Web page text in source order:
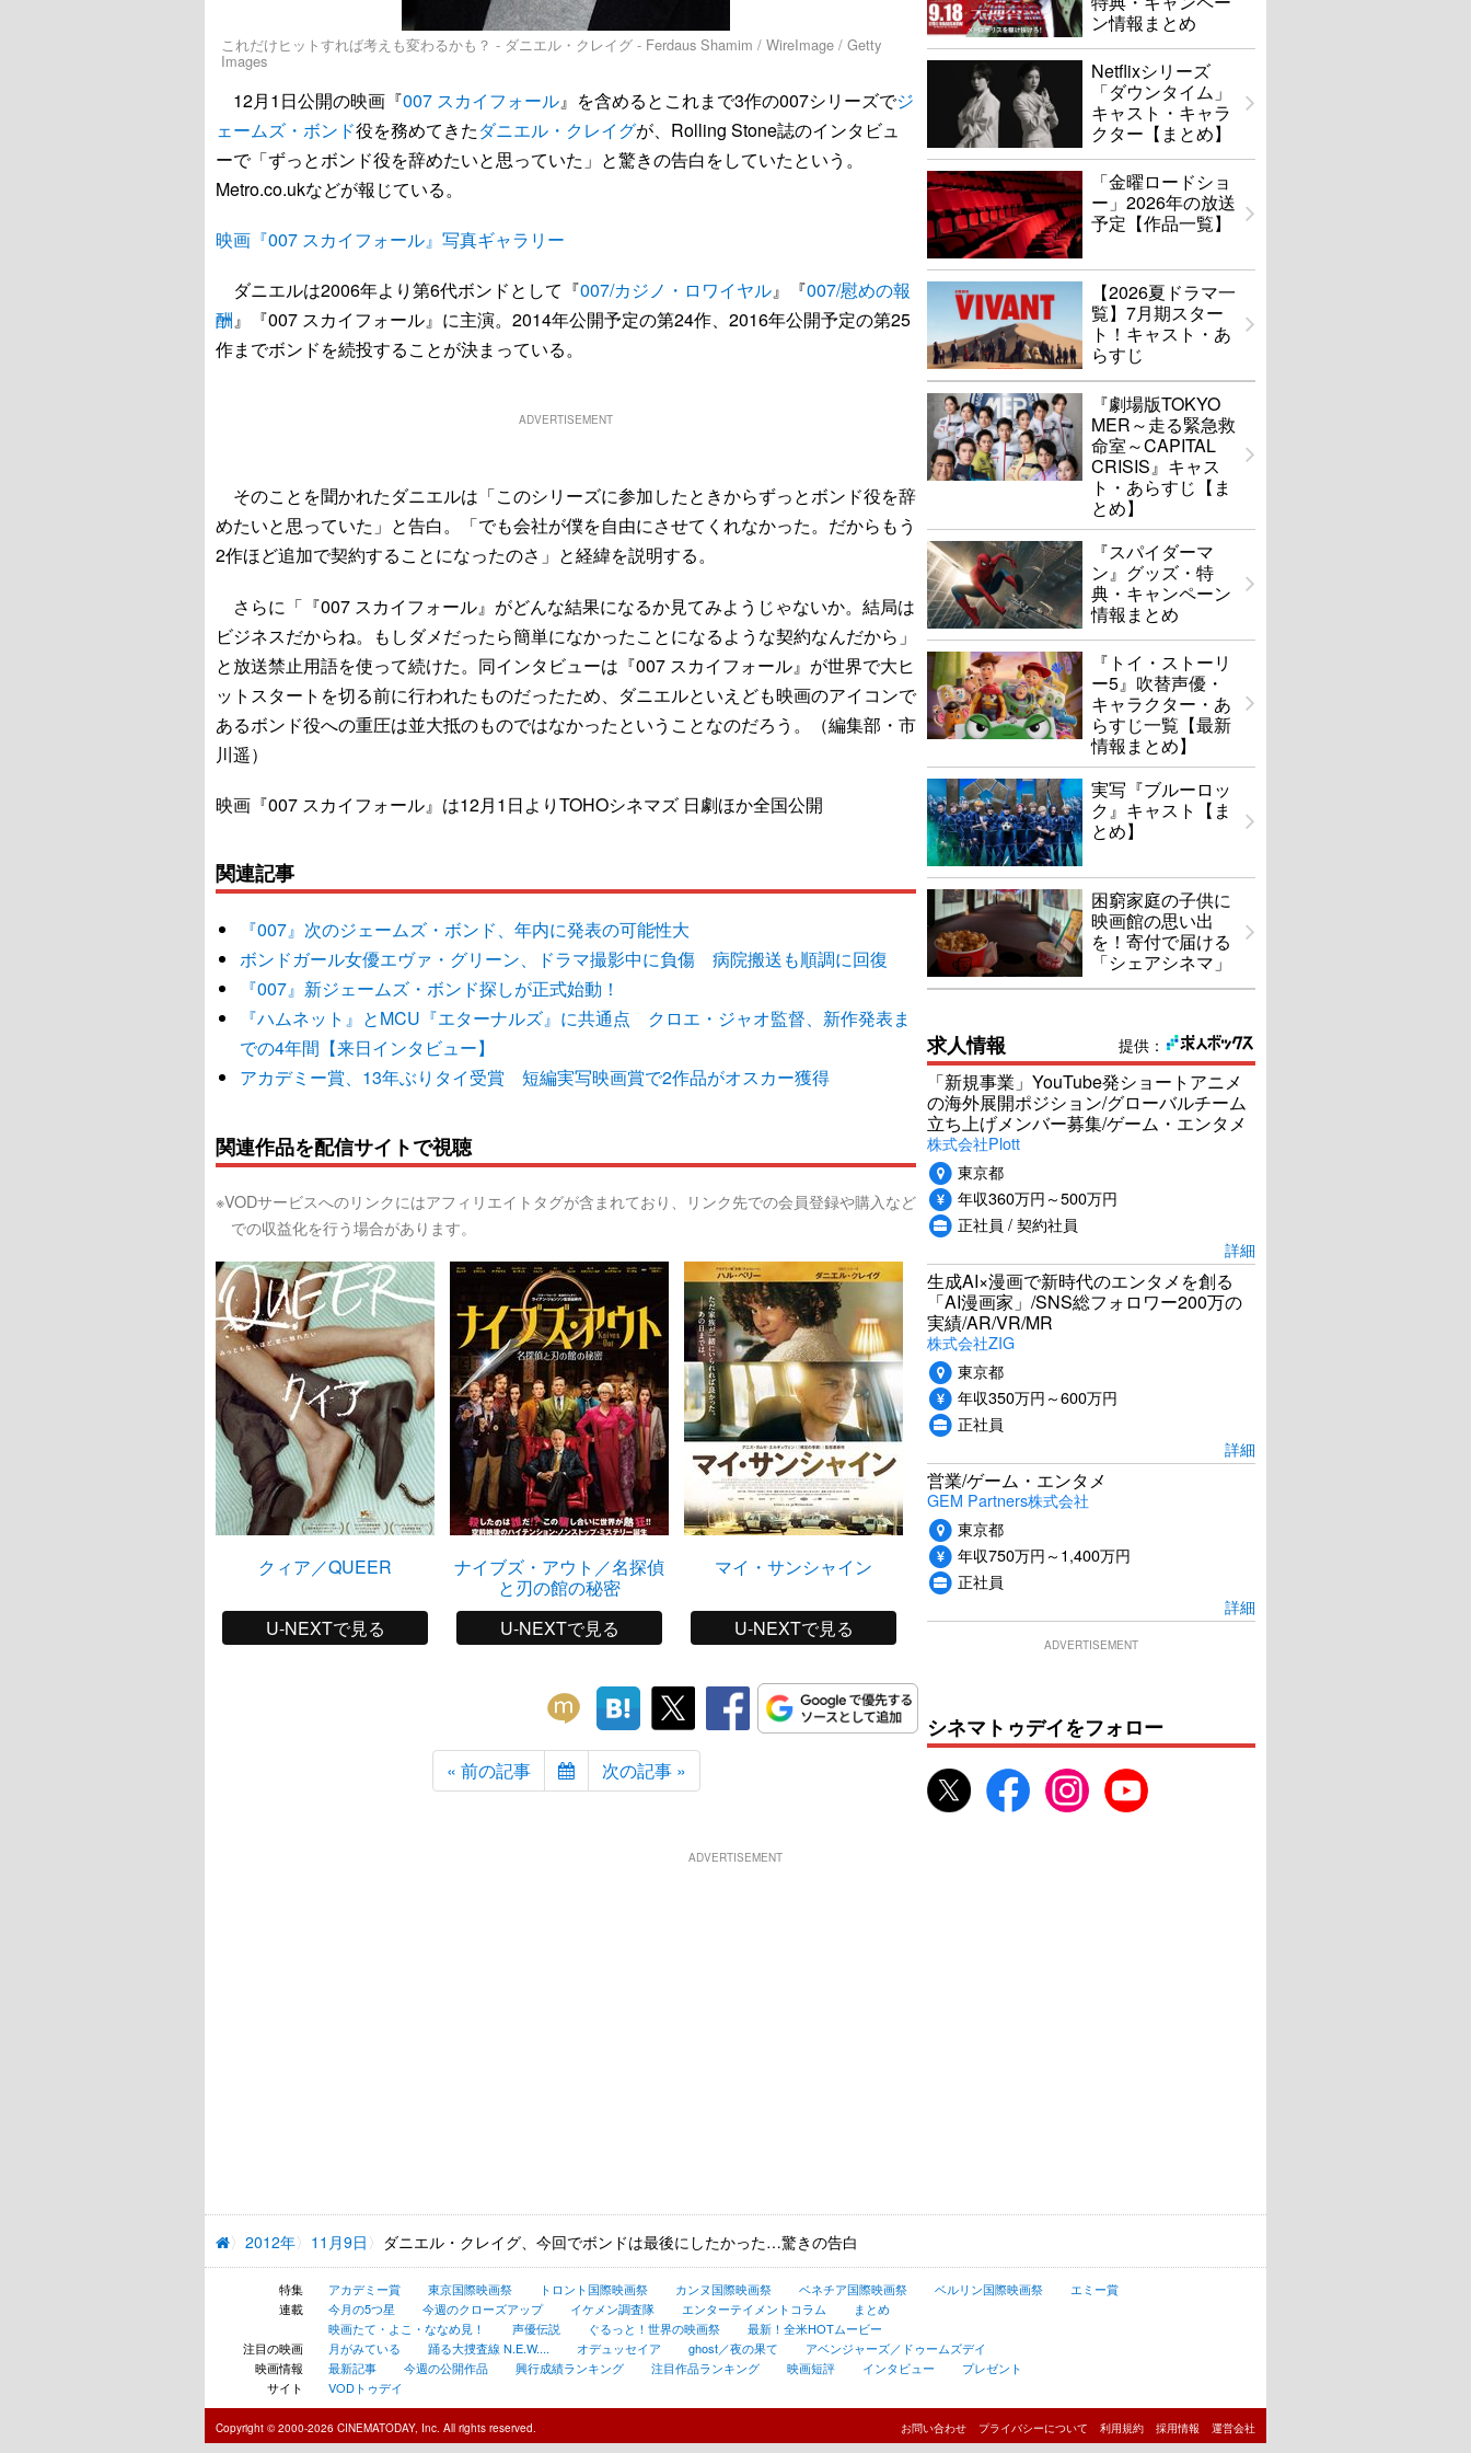
これだけヒットすれば考えも変わるかも？ - ダニエル・クレイグ - Ferdaus Shamim / WireImage / Getty
Images
12月1日公開の映画『007 スカイフォール』を含めるとこれまで3作の007シリーズでジ
ェームズ・ボンド役を務めてきたダニエル・クレイグが、Rolling Stone誌のインタビュ
ーで「ずっとボンド役を辞めたいと思っていた」と驚きの告白をしていたという。
Metro.co.ukなどが報じている。
映画『007 スカイフォール』写真ギャラリー
ダニエルは2006年より第6代ボンドとして『007/カジノ・ロワイヤル』『007/慰めの報
酬』『007 スカイフォール』に主演。2014年公開予定の第24作、2016年公開予定の第25
作までボンドを続投することが決まっている。
ADVERTISEMENT
そのことを聞かれたダニエルは「このシリーズに参加したときからずっとボンド役を辞
めたいと思っていた」と告白。「でも会社が僕を自由にさせてくれなかった。だからもう
2作ほど追加で契約することになったのさ」と経緯を説明する。
さらに「『007 スカイフォール』がどんな結果になるか見てみようじゃないか。結局は
ビジネスだからね。もしダメだったら簡単になかったことになるような契約なんだから」
と放送禁止用語を使って続けた。同インタビューは『007 スカイフォール』が世界で大ヒ
ットスタートを切る前に行われたものだったため、ダニエルといえども映画のアイコンで
あるボンド役への重圧は並大抵のものではなかったということなのだろう。（編集部・市
川遥）
映画『007 スカイフォール』は12月1日よりTOHOシネマズ 日劇ほか全国公開
関連記事
『007』次のジェームズ・ボンド、年内に発表の可能性大
ボンドガール女優エヴァ・グリーン、ドラマ撮影中に負傷 病院搬送も順調に回復
『007』新ジェームズ・ボンド探しが正式始動！
『ハムネット』とMCU『エターナルズ』に共通点 クロエ・ジャオ監督、新作発表ま
での4年間【来日インタビュー】
アカデミー賞、13年ぶりタイ受賞 短編実写映画賞で2作品がオスカー獲得
関連作品を配信サイトで視聴
※VODサービスへのリンクにはアフィリエイトタグが含まれており、リンク先での会員登録や購入など
での収益化を行う場合があります。
クィア／QUEER
U-NEXTで見る
ナイブズ・アウト／名探偵
と刃の館の秘密
U-NEXTで見る
マイ・サンシャイン
U-NEXTで見る
007 スペクター
U-NEXTで見る U-NEXTで見る
« 前の記事 次の記事 »
ン情報まとめ
Netflixシリーズ
「ダウンタイム」
キャスト・キャラ
クター【まとめ】
「金曜ロードショ
ー」2026年の放送
予定【作品一覧】
【2026夏ドラマ一
覧】7月期スター
ト！キャスト・あ
らすじ
『劇場版TOKYO
MER～走る緊急救
命室～CAPITAL
CRISIS』キャス
ト・あらすじ【ま
とめ】
『スパイダーマ
ン』グッズ・特
典・キャンペーン
情報まとめ
『トイ・ストーリ
ー5』吹替声優・
キャラクター・あ
らすじ一覧【最新
情報まとめ】
実写『ブルーロッ
ク』キャスト【ま
とめ】
困窮家庭の子供に
映画館の思い出
を！寄付で届ける
「シェアシネマ」
提供：
求人情報
「新規事業」YouTube発ショートアニメ
の海外展開ポジション/グローバルチーム
立ち上げメンバー募集/ゲーム・エンタメ
株式会社Plott
東京都
年収360万円～500万円
正社員 / 契約社員
詳細
生成AI×漫画で新時代のエンタメを創る
「AI漫画家」/SNS総フォロワー200万の
実績/AR/VR/MR
株式会社ZIG
東京都
年収350万円～600万円
正社員
詳細
営業/ゲーム・エンタメ
GEM Partners株式会社
東京都
年収750万円～1,400万円
正社員
詳細
ADVERTISEMENT
シネマトゥデイをフォロー
ADVERTISEMENT
2012年 11月9日 ダニエル・クレイグ、今回でボンドは最後にしたかった…驚きの告白
特集 アカデミー賞 東京国際映画祭 トロント国際映画祭 カンヌ国際映画祭 ベネチア国際映画祭 ベルリン国際映画祭
エミー賞
連載
今月の5つ星 今週のクローズアップ イケメン調査隊 エンターテイメントコラム
まとめ
映画たて・よこ・ななめ見！
声優伝説 ぐるっと！世界の映画祭
最新！全米HOTムービー
注目の映画
月がみている 踊る大捜査線 N.E.W.... オデュッセイア ghost／夜の果て
アベンジャーズ／ドゥームズデイ
映画情報
最新記事 今週の公開作品 興行成績ランキング 注目作品ランキング 映画短評 インタビュー
プレゼント
サイト
VODトゥデイ
Copyright © 2000-2026 CINEMATODAY, Inc. All rights reserved. お問い合わせ プライバシーについて 利用規約 採用情報 運営会社